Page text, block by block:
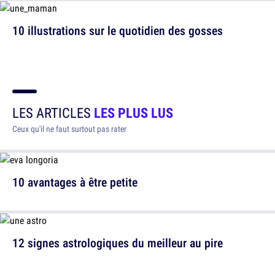
10 illustrations sur le quotidien des gosses
LES ARTICLES LES PLUS LUS
Ceux qu'il ne faut surtout pas rater
10 avantages à être petite
12 signes astrologiques du meilleur au pire